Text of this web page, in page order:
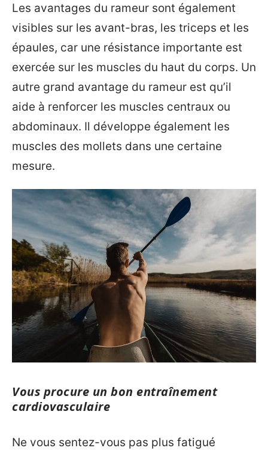
Les avantages du rameur sont également
visibles sur les avant-bras, les triceps et les
épaules, car une résistance importante est
exercée sur les muscles du haut du corps. Un
autre grand avantage du rameur est qu’il
aide à renforcer les muscles centraux ou
abdominaux. Il développe également les
muscles des mollets dans une certaine
mesure.
Vous procure un bon entraînement
cardiovasculaire
Ne vous sentez-vous pas plus fatigué